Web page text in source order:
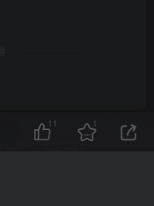
关于我们
11 1